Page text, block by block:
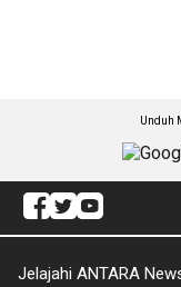
Unduh
Jelajahi ANTARA